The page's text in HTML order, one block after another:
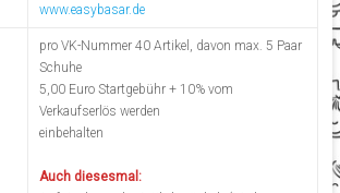
www.easybasar.de
pro VK-Nummer 40 Artikel, davon max. 5 Paar
Schuhe
5,00 Euro Startgebühr + 10% vom
Verkaufserlös werden
einbehalten
Auch diesesmal: